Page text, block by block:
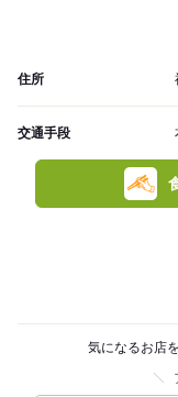
住所
交通手段
気になるお店